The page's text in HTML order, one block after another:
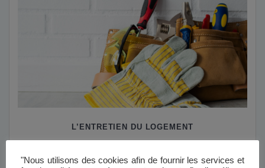
L’ENTRETIEN DU LOGEMENT
En savoir plus
"Nous utilisons des cookies afin de fournir les services et